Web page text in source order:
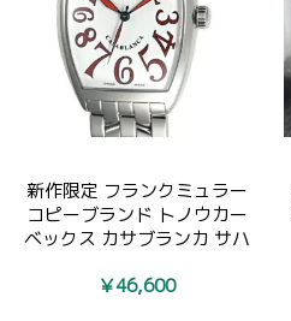
Franck Muller ヴァンガード
旗艦 セブンデイズ スケルト
ン V45 TSQT CARBONE
￥128,800